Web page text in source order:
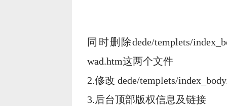
同时删除dede/templets/
wad.htm这两个文件
2.修改 dede/templets/
3.后台顶部版权信息及链接